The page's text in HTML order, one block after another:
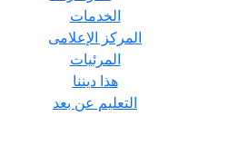
الخدمات
المركز الإعلامى
المرئيات
هذا ديننا
التعليم عن بعد